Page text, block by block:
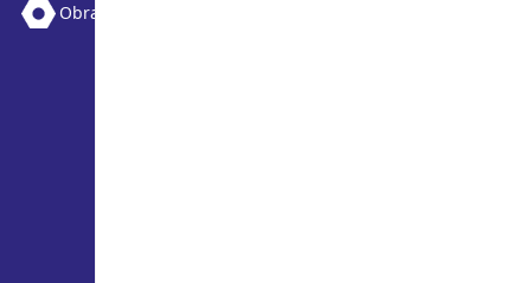
Obras